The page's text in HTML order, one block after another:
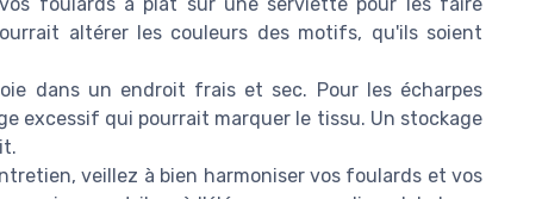
altérer les couleurs des motifs, qu'ils soient
dans un endroit frais et sec. Pour les écharpes
excessif qui pourrait marquer le tissu. Un stockage
veillez à bien harmoniser vos foulards et vos